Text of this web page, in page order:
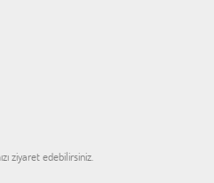
ziyaret edebilirsiniz.